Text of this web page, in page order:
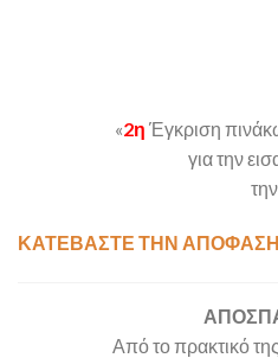
«2η Έγκριση
για την
ΚΑΤΕΒΑΣΤΕ ΤΗΝ
Από το πρακτικό